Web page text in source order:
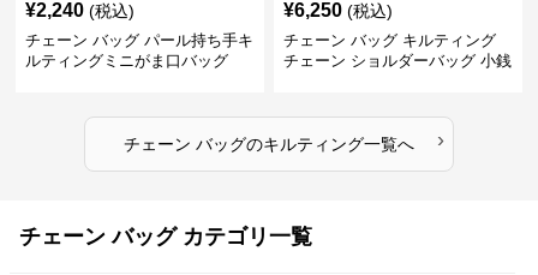
¥2,240 (税込)
チェーン バッグ パール持ち手キ
ルティングミニがま口バッグ
¥6,250 (税込)
チェーン バッグ キルティング
チェーン ショルダーバッグ 小銭
チェーン バッグのキルティング一覧へ ›
チェーン バッグ カテゴリ一覧